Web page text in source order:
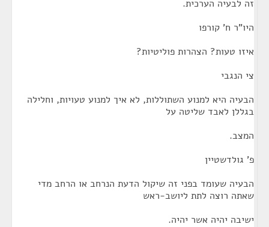
זה לבעיה הערכית.
היו"ר ח' קורפו
איזו טעות? הצהרות פוליטיות?
צי הנגבי
הבעיה היא למנוע השתוללות, לא איך למנוע טעויות, וחלילה
בגללן לאבד שליטה על
המצב.
פ' גולדשטיין
הבעיה שעומד בפני זה שיקול הדעת הנרחב או הרחב מדי
שאתה רוצה לתת ליושב-ראש
ישיבה יהיה אשר יהיה.